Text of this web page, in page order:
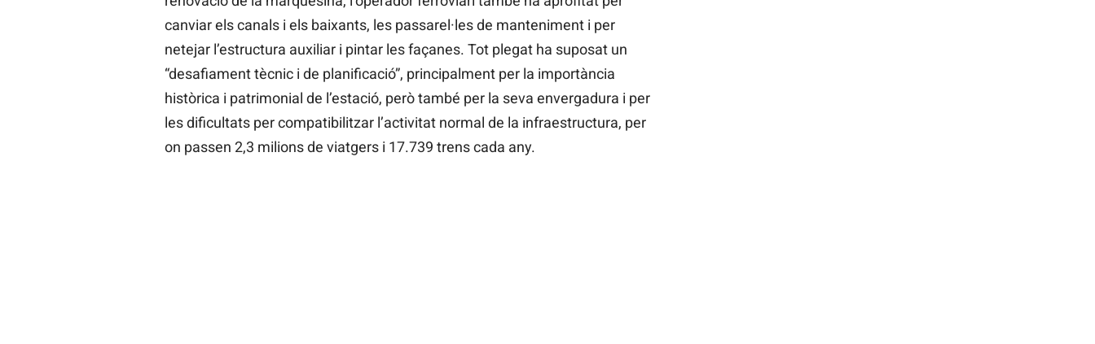
canviar els canals i els baixants, les passarel·les de manteniment i per
netejar l’estructura auxiliar i pintar les façanes. Tot plegat ha suposat un
“desafiament tècnic i de planificació”, principalment per la importància
històrica i patrimonial de l’estació, però també per la seva envergadura i per
les dificultats per compatibilitzar l’activitat normal de la infraestructura, per
on passen 2,3 milions de viatgers i 17.739 trens cada any.